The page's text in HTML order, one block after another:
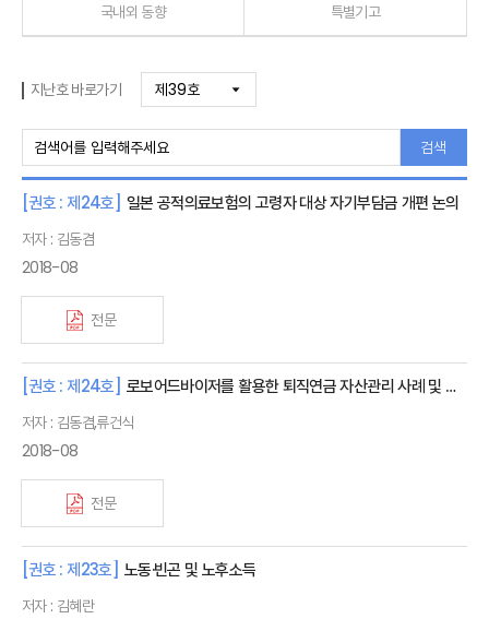
국내외 동향 특별기고
지난호 바로가기
검색
[권호 : 제24호] 일본 공적의료보험의 고령자 대상 자기부담금 개편 논의
저자 : 김동겸
2018-08
전문
[권호 : 제24호] 로보어드바이저를 활용한 퇴직연금 자산관리 사례 및 시사점
저자 : 김동겸,류건식
2018-08
전문
[권호 : 제23호] 노동·빈곤 및 노후소득
저자 : 김혜란